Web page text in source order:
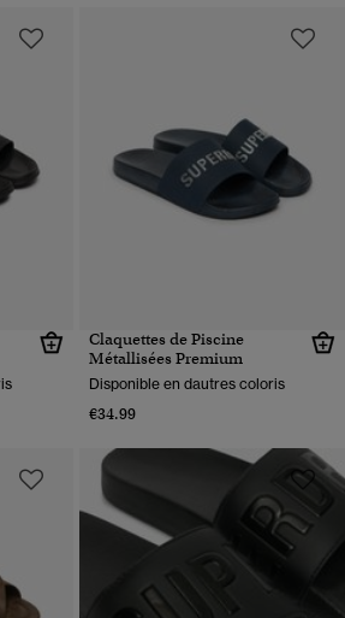
Claquettes de Piscine
Métallisées Premium
Disponible en dautres coloris
€34.99